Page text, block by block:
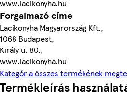
www.lacikonyha.hu
Forgalmazó címe
Lacikonyha Magyarország Kft.,
1068 Budapest,
Király u. 80.,
www.lacikonyha.hu
Kategória összes termékének
Termékleírás